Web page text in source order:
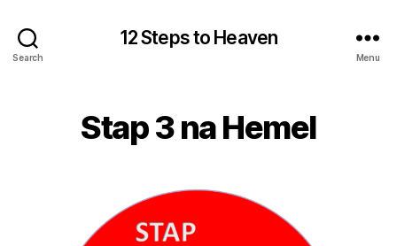
Search
12 Steps to Heaven
Menu
Stap 3 na Hemel